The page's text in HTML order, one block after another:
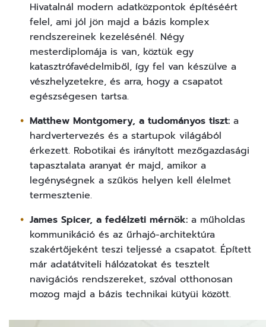
Hivatalnál modern adatközpontok építéséért
felel, ami jól jön majd a bázis komplex
rendszereinek kezelésénél. Négy
mesterdiplomája is van, köztük egy
katasztrófavédelmiből, így fel van készülve a
vészhelyzetekre, és arra, hogy a csapatot
egészségesen tartsa.
Matthew Montgomery, a tudományos tiszt: a
hardvertervezés és a startupok világából
érkezett. Robotikai és irányított mezőgazdasági
tapasztalata aranyat ér majd, amikor a
legénységnek a szűkös helyen kell élelmet
termesztenie.
James Spicer, a fedélzeti mérnök: a műholdas
kommunikáció és az űrhajó-architektúra
szakértőjeként teszi teljessé a csapatot. Épített
már adatátviteli hálózatokat és tesztelt
navigációs rendszereket, szóval otthonosan
mozog majd a bázis technikai kütyüi között.